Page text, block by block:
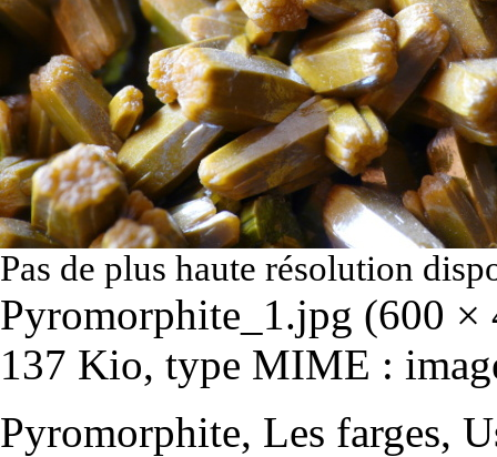
Pas de plus haute résolution
Pyromorphite_1.jpg (600 ×
137 Kio, type MIME :
Pyromorphite, Les farges,